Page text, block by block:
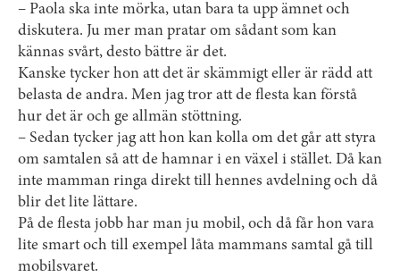
– Paola ska inte mörka, utan bara ta upp ämnet och
diskutera. Ju mer man pratar om sådant som kan
kännas svårt, desto bättre är det.
Kanske tycker hon att det är skämmigt eller är rädd att
belasta de andra. Men jag tror att de flesta kan förstå
hur det är och ge allmän stöttning.
– Sedan tycker jag att hon kan kolla om det går att styra
om samtalen så att de hamnar i en växel i stället. Då kan
inte mamman ringa direkt till hennes avdelning och då
blir det lite lättare.
På de flesta jobb har man ju mobil, och då får hon vara
lite smart och till exempel låta mammans samtal gå till
mobilsvaret.